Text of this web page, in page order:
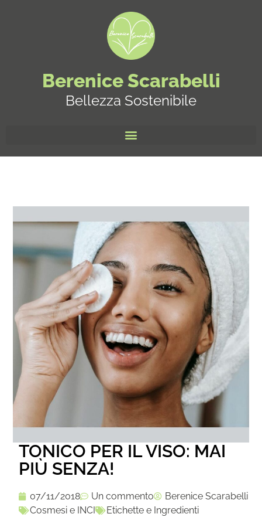
Berenice Scarabelli
Bellezza Sostenibile
TONICO PER IL VISO: MAI
PIÙ SENZA!
07/11/2018 Un commento
Berenice Scarabelli
Cosmesi e INCI
Etichette e Ingredienti